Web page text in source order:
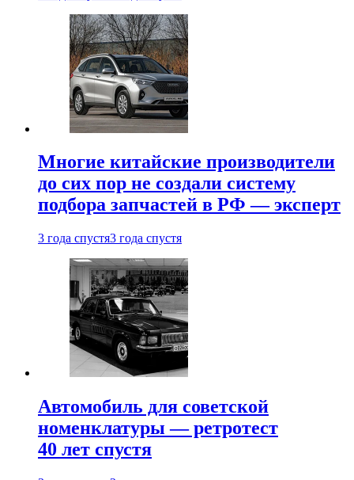
Многие китайские производители
до сих пор не создали систему
подбора запчастей в РФ — эксперт
3 года спустя3 года спустя
Автомобиль для советской
номенклатуры — ретротест
40 лет спустя